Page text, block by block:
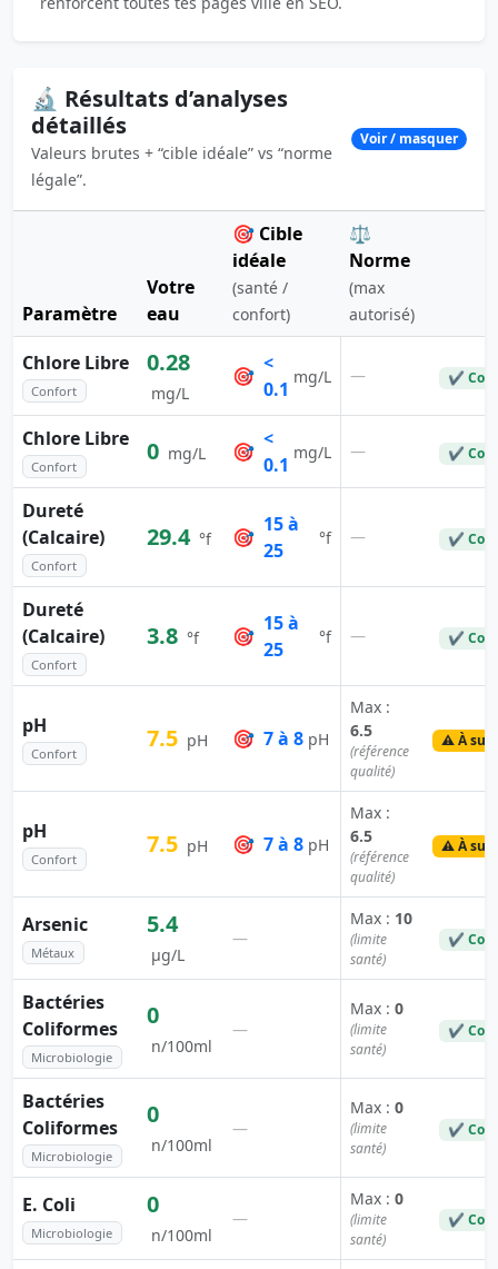
🔬 Résultats d’analyses
détaillés
Valeurs brutes + “cible idéale” vs “norme
légale”.
Voir / masquer
Paramètre
Votre
eau
🎯 Cible
idéale
(santé /
confort)
⚖️
Norme
(max
autorisé)
Chlore Libre
Confort
0.28
mg/L
🎯
<
0.1
mg/L — ✔
Chlore Libre
Confort
0 mg/L 🎯
<
0.1
mg/L — ✔
Dureté
(Calcaire)
Confort
29.4 °f 🎯
15 à
25
°f — ✔
Dureté
(Calcaire)
Confort
3.8 °f 🎯
15 à
25
°f — ✔
pH
Confort
7.5 pH 🎯 7 à 8 pH
Max :
6.5
(référence
qualité)
⚠️ À
pH
Confort
7.5 pH 🎯 7 à 8 pH
Max :
6.5
(référence
qualité)
⚠️ À
Arsenic
Métaux
5.4
µg/L
—
Max : 10
(limite
santé)
✔
Bactéries
Coliformes
Microbiologie
0
n/100ml
—
Max : 0
(limite
santé)
✔
Bactéries
Coliformes
Microbiologie
0
n/100ml
—
Max : 0
(limite
santé)
✔
E. Coli
Microbiologie
0
n/100ml
—
Max : 0
(limite
santé)
✔